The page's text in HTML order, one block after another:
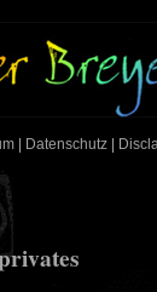
Datenschutz